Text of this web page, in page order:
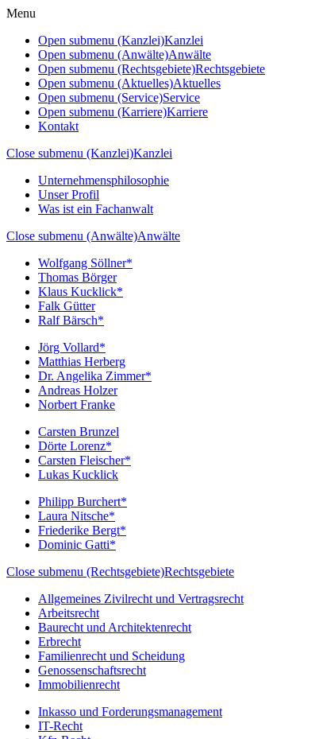
Menu
Open submenu (Kanzlei)Kanzlei
Open submenu (Anwälte)Anwälte
Open submenu (Rechtsgebiete)Rechtsgebiete
Open submenu (Aktuelles)Aktuelles
Open submenu (Service)Service
Open submenu (Karriere)Karriere
Kontakt
Close submenu (Kanzlei)Kanzlei
Unternehmensphilosophie
Unser Profil
Was ist ein Fachanwalt
Close submenu (Anwälte)Anwälte
Wolfgang Söllner*
Thomas Börger
Klaus Kucklick*
Falk Gütter
Ralf Bärsch*
Jörg Vollard*
Matthias Herberg
Dr. Angelika Zimmer*
Andreas Holzer
Norbert Franke
Carsten Brunzel
Dörte Lorenz*
Carsten Fleischer*
Lukas Kucklick
Philipp Burchert*
Laura Nitsche*
Friederike Bergt*
Dominic Gatti*
Close submenu (Rechtsgebiete)Rechtsgebiete
Allgemeines Zivilrecht und Vertragsrecht
Arbeitsrecht
Baurecht und Architektenrecht
Erbrecht
Familienrecht und Scheidung
Genossenschaftsrecht
Immobilienrecht
Inkasso und Forderungsmanagement
IT-Recht